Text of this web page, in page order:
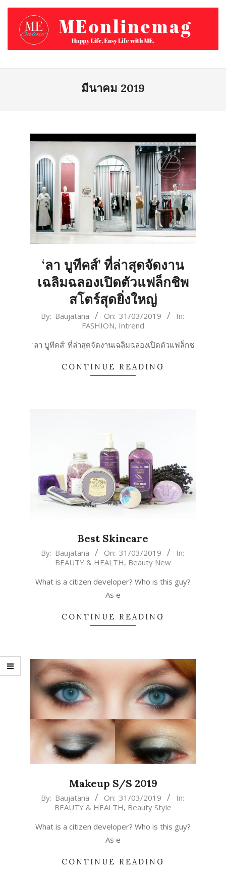
Skip
content
Primary
มีนาคม 2019
‘ลา บูทีคส์’ ที่ล่าสุดจัดงาน
เฉลิมฉลองเปิดตัวแฟล็กชิพ
สโตร์สุดยิ่งใหญ่
2019-
31
By: Baujatana On: 31/03/2019
In:
FASHION, Intrend
‘ลา บูทีคส์’ ที่ล่าสุดจัดงานเฉลิมฉลองเปิดตัวแฟล็กช
CONTINUE READING
Best Skincare
2019-
31
By: Baujatana On: 31/03/2019
In:
BEAUTY & HEALTH, Beauty New
What is a citizen developer? Who is this guy?
As e
CONTINUE READING
Makeup S/S 2019
2019-
31
By: Baujatana On: 31/03/2019
In:
BEAUTY & HEALTH, Beauty Style
What is a citizen developer? Who is this guy?
As e
CONTINUE READING